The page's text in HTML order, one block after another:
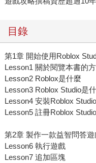
目錄
第1章 開始使用Roblox
Lesson1 關於閱覽本書的
Lesson2 Roblox是什麼
Lesson3 Roblox Studio是
Lesson4 安裝Roblox Studio
Lesson5 註冊Roblox
第2章 製作一款益智問答遊
Lesson6 執行遊戲
Lesson7 追加區塊